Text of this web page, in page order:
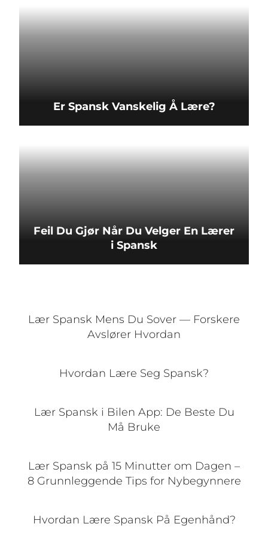
Er Spansk Vanskelig Å Lære?
Feil Du Gjør Når Du Velger En Lærer
i Spansk
Lær Spansk Mens Du Sover — Forskere
Avslører Hvordan
Hvordan Lære Seg Spansk?
Lær Spansk i Bilen App: De Beste Du
Må Bruke
Lær Spansk på 15 Minutter om Dagen –
8 Grunnleggende Tips for Nybegynnere
Hvordan Lære Spansk På Egenhånd?